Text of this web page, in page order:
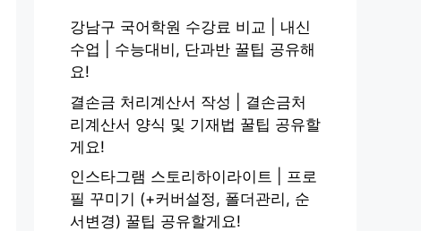
강남구 국어학원 수강료 비교 | 내신
수업 | 수능대비, 단과반 꿀팁 공유해
요!
결손금 처리계산서 작성 | 결손금처
리계산서 양식 및 기재법 꿀팁 공유할
게요!
인스타그램 스토리하이라이트 | 프로
필 꾸미기 (+커버설정, 폴더관리, 순
서변경) 꿀팁 공유할게요!